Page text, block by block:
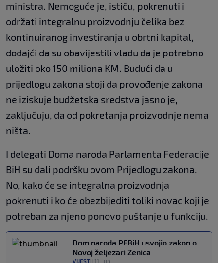
ministra. Nemoguće je, ističu, pokrenuti i
održati integralnu proizvodnju čelika bez
kontinuiranog investiranja u obrtni kapital,
dodajći da su obavijestili vladu da je potrebno
uložiti oko 150 miliona KM. Budući da u
prijedlogu zakona stoji da provođenje zakona
ne iziskuje budžetska sredstva jasno je,
zaključuju, da od pokretanja proizvodnje nema
ništa.
I delegati Doma naroda Parlamenta Federacije
BiH su dali podršku ovom Prijedlogu zakona.
No, kako će se integralna proizvodnja
pokrenuti i ko će obezbijediti toliki novac koji je
potreban za njeno ponovo puštanje u funkciju.
Dom naroda PFBiH usvojio zakon o
Novoj željezari Zenica
VIJESTI 11. jun.